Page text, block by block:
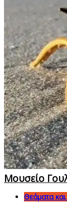
Μουσείο
Θεάματα